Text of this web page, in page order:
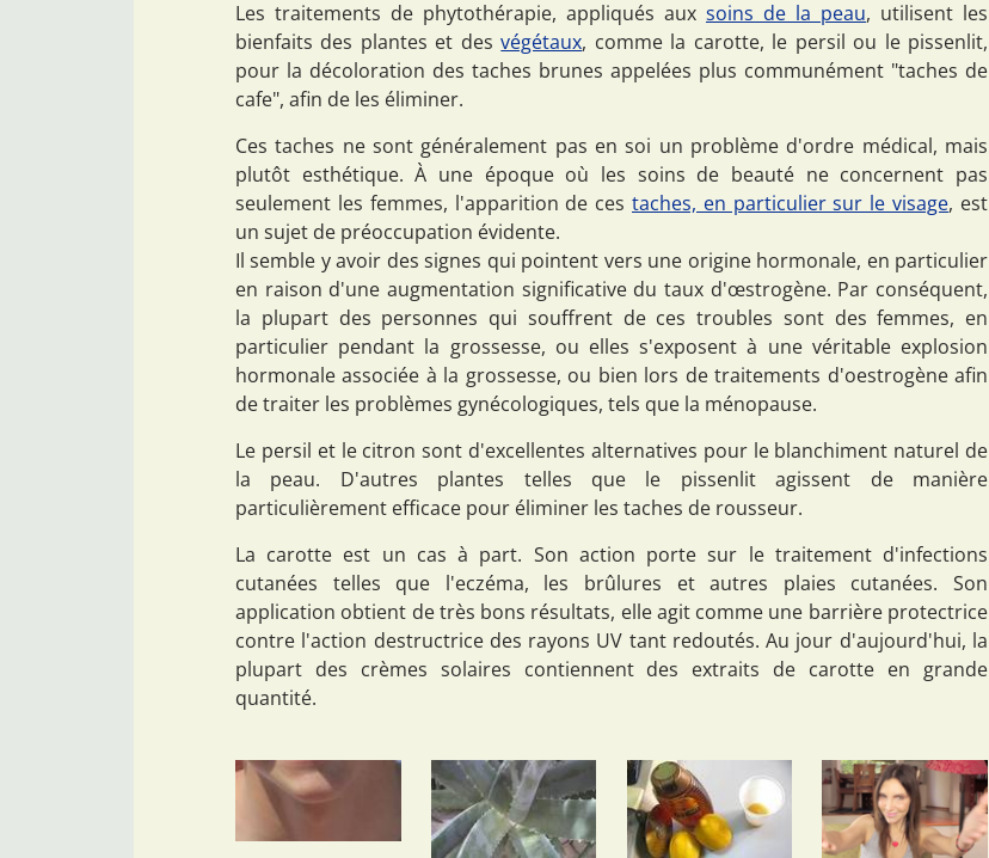
Les traitements de phytothérapie, appliqués aux soins de la peau, utilisent les
bienfaits des plantes et desvégétaux, comme la carotte, le persil ou le pissenlit,
pour la décoloration des taches brunes appelées plus communément "taches de
cafe", afin de les éliminer.
Ces taches ne sont généralement pas en soi un problème d'ordre médical, mais
plutôt esthétique. À une époque où les soins de beauté ne concernent pas
seulement les femmes, l'apparition de ces taches, en particulier sur le visage, est
un sujet de préoccupation évidente.
Il semble y avoir des signes qui pointent vers une origine hormonale, en particulier
en raison d'une augmentation significative du taux d'œstrogène. Par conséquent,
la plupart des personnes qui souffrent de ces troubles sont des femmes, en
particulier pendant la grossesse, ou elles s'exposent à une véritable explosion
hormonale associée à la grossesse, ou bien lors de traitements d'oestrogène afin
de traiter les problèmes gynécologiques, tels que la ménopause.
Le persil et le citron sont d'excellentes alternatives pour le blanchiment naturel de
la peau. D'autres plantes telles que le pissenlit agissent de manière
particulièrement efficace pour éliminer les taches de rousseur.
La carotte est un cas à part. Son action porte sur le traitement d'infections
cutanées telles que l'eczéma, les brûlures et autres plaies cutanées. Son
application obtient de très bons résultats, elle agit comme une barrière protectrice
contre l'action destructrice des rayons UV tant redoutés. Au jour d'aujourd'hui, la
plupart des crèmes solaires contiennent des extraits de carotte en grande
quantité.